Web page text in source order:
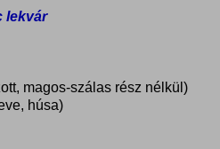
lekvár
magos-szálas rész nélkül)
húsa)